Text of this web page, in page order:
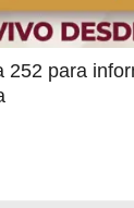
252 para